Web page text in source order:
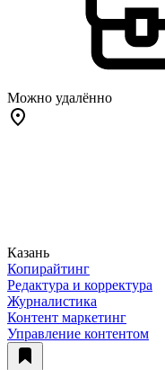
Можно удалённо
Казань
Копирайтинг
Редактура и корректура
Журналистика
Контент маркетинг
Управление контентом